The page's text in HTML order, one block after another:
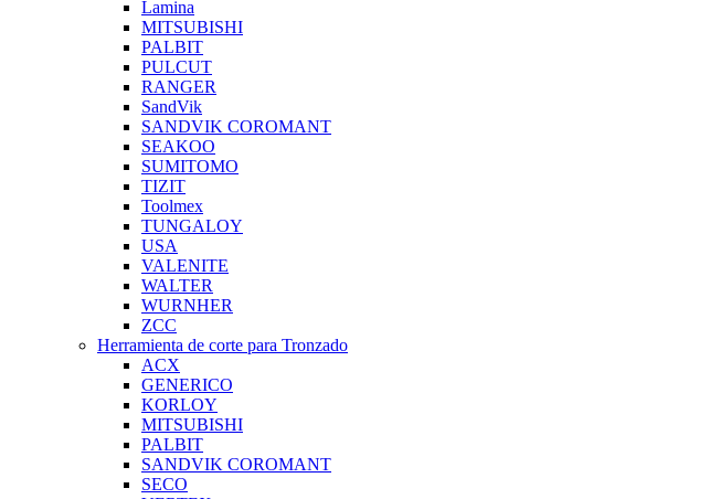
Lamina
MITSUBISHI
PALBIT
PULCUT
RANGER
SandVik
SANDVIK COROMANT
SEAKOO
SUMITOMO
TIZIT
Toolmex
TUNGALOY
USA
VALENITE
WALTER
WURNHER
ZCC
Herramienta de corte para Tronzado
ACX
GENERICO
KORLOY
MITSUBISHI
PALBIT
SANDVIK COROMANT
SECO